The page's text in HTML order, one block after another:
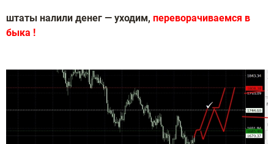
штаты налили денег — уходим, переворачиваемся в
быка !